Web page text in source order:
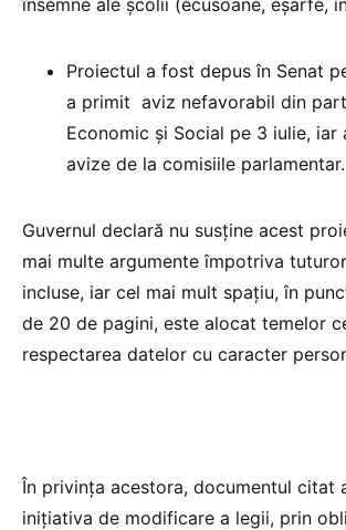
Proiectul a fost depus în Senat
a primit aviz nefavorabil din
Economic și Social pe 3 iulie, iar
avize de la comisiile parlamentar.
Guvernul declară nu susține acest
mai multe argumente împotriva
incluse, iar cel mai mult spațiu, în
de 20 de pagini, este alocat temelor
respectarea datelor cu caracter
În privința acestora, documentul citat
inițiativa de modificare a legii, prin